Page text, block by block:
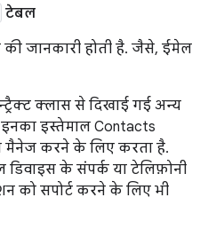
टेबल
की जानकारी होती है. जैसे, ईमेल
क्लास से दिखाई गई अन्य
इस्तेमाल Contacts
मैनेज करने के लिए करता है.
के संपर्क या टेलिफ़ोनी
सपोर्ट करने के लिए भी